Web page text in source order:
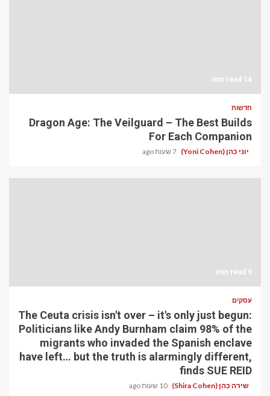
14 min read
חדשות
Dragon Age: The Veilguard – The Best Builds
For Each Companion
יוני כהן (Yoni Cohen) 7 שעות ago
9 min read
עסקים
The Ceuta crisis isn't over – it's only just begun:
Politicians like Andy Burnham claim 98% of the
migrants who invaded the Spanish enclave
have left… but the truth is alarmingly different,
finds SUE REID
שירה כהן (Shira Cohen) 10 שעות ago